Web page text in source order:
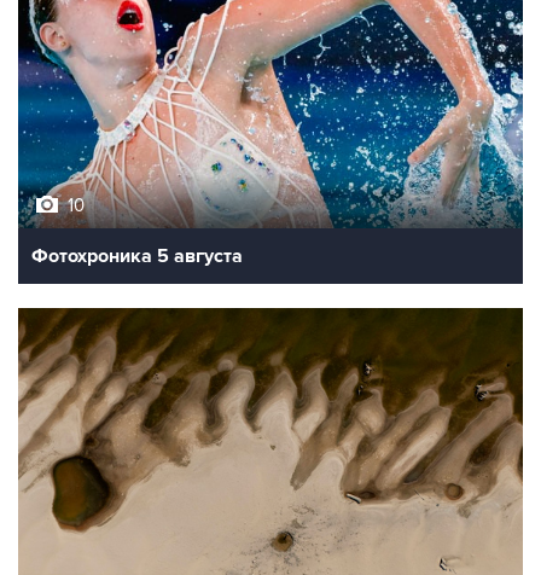
10
Фотохроника 5 августа